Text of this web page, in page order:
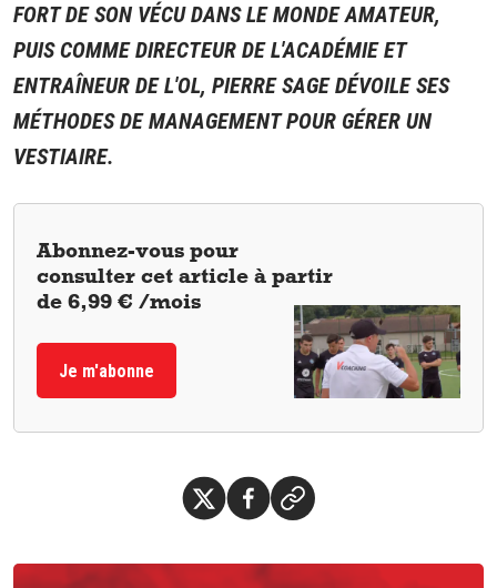
FORT DE SON VÉCU DANS LE MONDE AMATEUR,
PUIS COMME DIRECTEUR DE L'ACADÉMIE ET
ENTRAÎNEUR DE L'OL, PIERRE SAGE DÉVOILE SES
MÉTHODES DE MANAGEMENT POUR GÉRER UN
VESTIAIRE.
Abonnez-vous pour
consulter cet article à partir
de 6,99 € /mois
Je m'abonne